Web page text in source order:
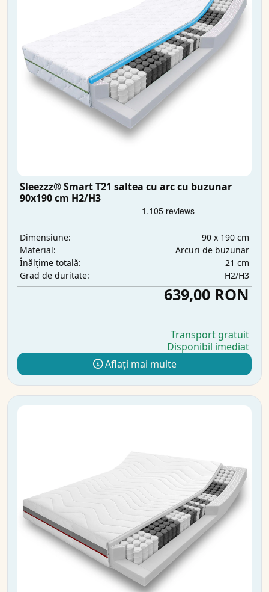
Sleezzz® Smart T21 saltea cu arc cu buzunar
90x190 cm H2/H3
Dimensiune:
90 x 190 cm
Material:
Arcuri de buzunar
Înălțime totală:
21 cm
Grad de duritate:
H2/H3
639,00 RON
Transport gratuit
Disponibil imediat
Aflați mai multe